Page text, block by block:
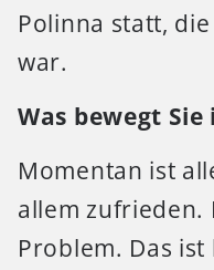
Polinna statt,
war.
Was bewegt
Momentan ist
allem zufrieden.
Problem. Das